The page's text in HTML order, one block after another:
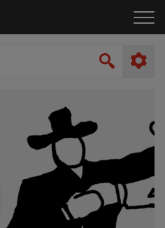
le